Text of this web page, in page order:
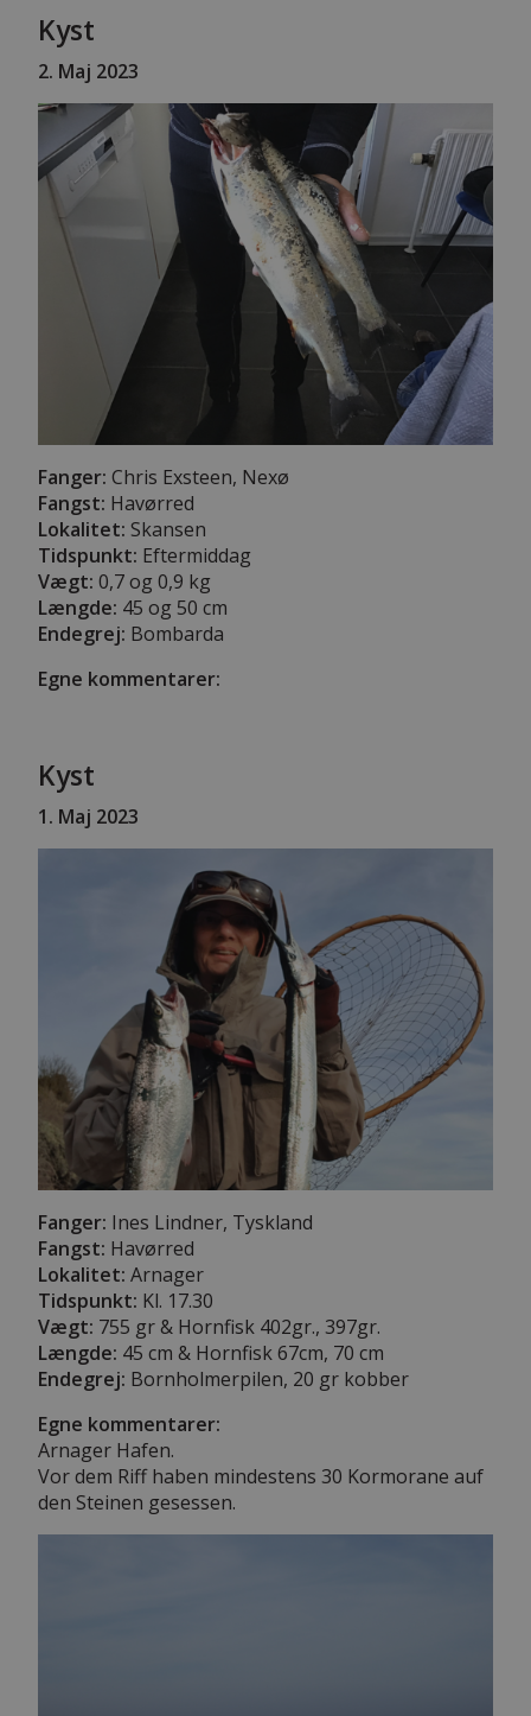
Kyst
2. Maj 2023
Fanger: Chris Exsteen, Nexø
Fangst: Havørred
Lokalitet: Skansen
Tidspunkt: Eftermiddag
Vægt: 0,7 og 0,9 kg
Længde: 45 og 50 cm
Endegrej: Bombarda
Egne kommentarer:
Kyst
1. Maj 2023
Fanger: Ines Lindner, Tyskland
Fangst: Havørred
Lokalitet: Arnager
Tidspunkt: Kl. 17.30
Vægt: 755 gr & Hornfisk 402gr., 397gr.
Længde: 45 cm & Hornfisk 67cm, 70 cm
Endegrej: Bornholmerpilen, 20 gr kobber
Egne kommentarer:
Arnager Hafen.
Vor dem Riff haben mindestens 30 Kormorane auf
den Steinen gesessen.